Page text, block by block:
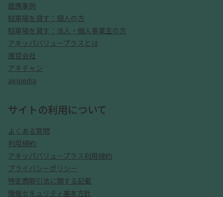
提携事例
駐車場を貸す：個人の方
駐車場を貸す：法人・個人事業主の方
アキッパバリュープラスとは
運営会社
アキチャン
akipedia
サイトの利用について
よくある質問
利用規約
アキッパバリュープラス利用規約
プライバシーポリシー
特定商取引法に関する記載
情報セキュリティ基本方針